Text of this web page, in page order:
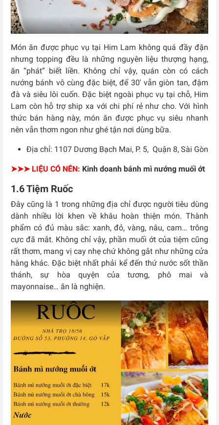
Món ăn được phục vụ tại Him Lam không quá đầy đặn
nhưng topping đều là những nguyên liệu thượng hạng,
ăn “phát” biết liền. Không chỉ vậy, quán còn có cách
nướng bánh vô cùng đặc biệt, để 30′ vẫn giòn tan, đậm
đà và siêu lôi cuốn. Đặc biệt ngoài phục vụ tại chỗ, Him
Lam còn hỗ trợ ship xa với chi phí rẻ như cho. Với hình
thức bán hàng này, món ăn được phục vụ siêu nhanh
nên vẫn thơm ngon như ghé tận nơi dùng bữa.
Địa chỉ: 1107 Dương Bạch Mai, P. 5, Quận 8, Sài Gòn
➤➤➤ LIỆU CÓ NÊN: Kinh doanh bánh mì nướng muối ớt
1.6 Tiệm Ruốc
Đây cũng là 1 trong những địa chỉ được người tiêu dùng
dành nhiều lời khen về khâu hoàn thiện món. Thành
phẩm có đủ màu sắc: xanh, đỏ, vàng, nâu, cam… trông
cực đã mắt. Không chỉ vậy, phần muối ớt của tiệm cũng
rất thơm, mang vị cay nhẹ chứ không gắt như những cửa
hàng khác. Đặc biệt nhất phải kể đến thứ nước sốt thần
thánh, sự hòa quyện của tương, phô mai và
mayonnaise… ăn là nghiện.